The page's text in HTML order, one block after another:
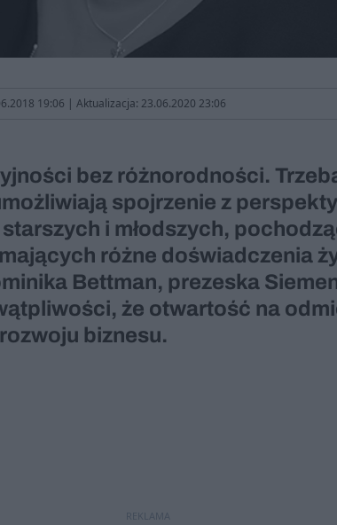
19:06 | Aktualizacja: 23.06.2020 23:06
bez różnorodności.
spojrzenie z
i młodszych,
różne doświadczenia
Bettman, prezeska
że otwartość na
biznesu.
REKLAMA